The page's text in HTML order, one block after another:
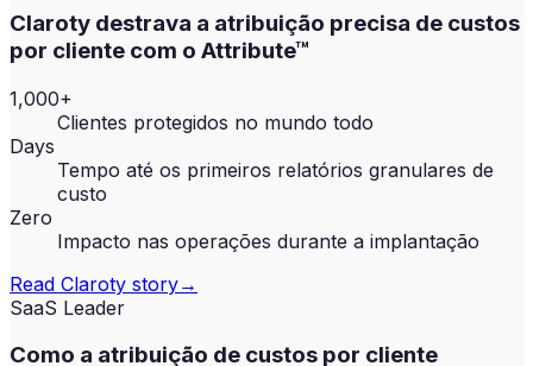
Claroty destrava a atribuição precisa de custos
por cliente com o Attribute™
1,000+
Clientes protegidos no mundo todo
Days
Tempo até os primeiros relatórios granulares de
custo
Zero
Impacto nas operações durante a implantação
Read Claroty story→
SaaS Leader
Como a atribuição de custos por cliente